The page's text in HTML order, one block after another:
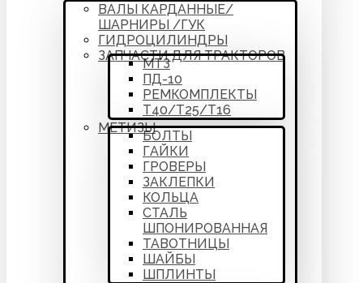
ВАЛЫ КАРДАННЫЕ/
ШАРНИРЫ /ГУК
ГИДРОЦИЛИНДРЫ
ЗАПЧАСТИ ДЛЯ ТРАКТОРОВ
МТЗ
ПД-10
РЕМКОМПЛЕКТЫ
Т40/Т25/Т16
МЕТИЗЫ
БОЛТЫ
ГАЙКИ
ГРОВЕРЫ
ЗАКЛЕПКИ
КОЛЬЦА
СТАЛЬ
ШПОНИРОВАННАЯ
ТАВОТНИЦЫ
ШАЙБЫ
ШПЛИНТЫ